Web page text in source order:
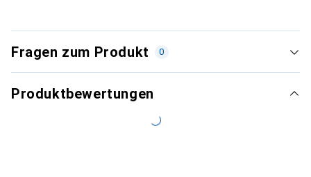
Fragen zum Produkt 0
Produktbewertungen